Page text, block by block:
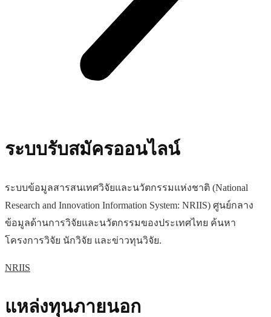
ระบบรับสมัครออนไลน์
ระบบข้อมูลสารสนเทศวิจัยและนวัตกรรมแห่งชาติ (National
Research and Innovation Information System: NRIIS) ศูนย์กลาง
ข้อมูลด้านการวิจัยและนวัตกรรมของประเทศไทย ค้นหา
โครงการวิจัย นักวิจัย และข่าวทุนวิจัย.
NRIIS
แหล่งทุนภายนอก